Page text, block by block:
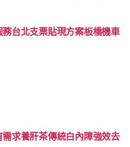
台北支票貼現方案板橋機車
求養肝茶傳統白內障強效去